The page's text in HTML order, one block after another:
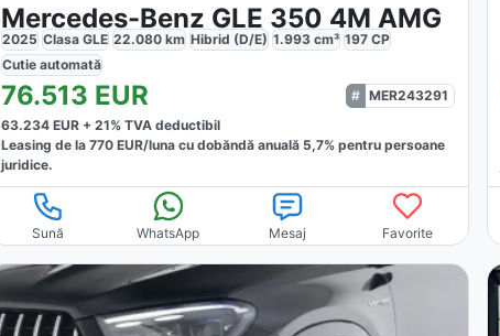
Mercedes-Benz GLE 350 4M AMG
2025 Clasa GLE 22.080 km Hibrid (D/E) 1.993 cm³ 197 CP
Cutieautomată
76.513 EUR
MER243291
63.234 EUR +21% TVA deductibil
Leasing de la770 EUR/luna cu dobăndă anuală 5,7% pentru persoane
juridice.
Sună WhatsApp Mesaj Favorite